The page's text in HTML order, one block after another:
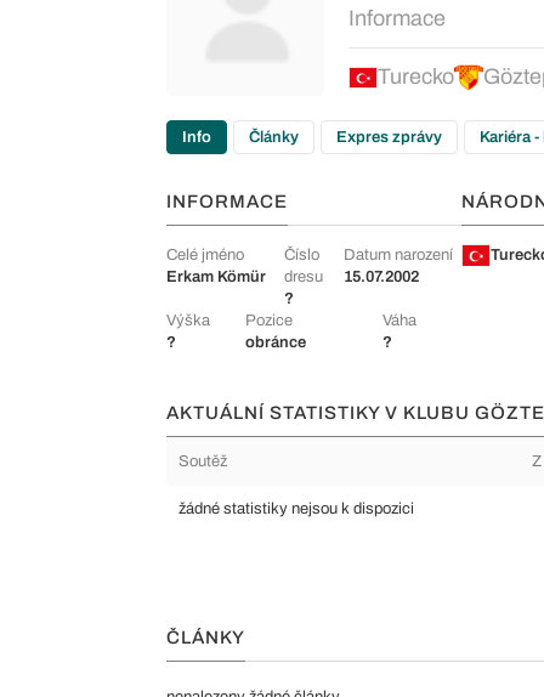
Informace
Turecko
Info Články Expres zprávy Kariéra
INFORMACE
Celé jméno
Erkam Kömür
Číslo
dresu
?
Datum narození
15.07.2002
Výška
?
Pozice
obránce
Váha
?
AKTUÁLNÍ STATISTIKY V KLUBU
Soutěž Z
žádné statistiky nejsou k dispozici
ČLÁNKY